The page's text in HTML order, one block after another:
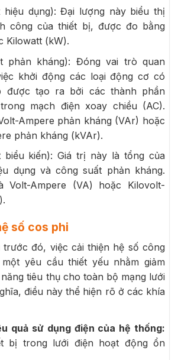
hiệu dụng): Đại lượng này biểu thị
công của thiết bị, được đo bằng
Kilowatt (kW).
phản kháng): Đóng vai trò quan
khởi động các loại động cơ có
được tạo ra bởi các thành phần
mạch điện xoay chiều (AC).
Ampere phản kháng (VAr) hoặc
phản kháng (kVAr).
biểu kiến): Giá trị này là tổng của
dụng và công suất phản kháng.
Ampere (VA) hoặc Kilovolt-
số cos phi
đó, việc cải thiện hệ số công
yêu cầu thiết yếu nhằm giảm
tiêu thụ cho toàn bộ mạng lưới
điều này thể hiện rõ ở các khía
quả sử dụng điện của hệ thống:
bị trong lưới điện hoạt động ổn